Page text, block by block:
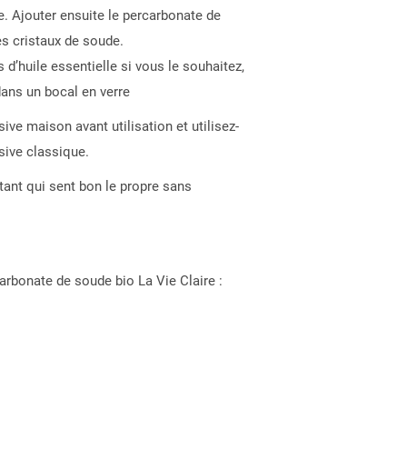
Ajouter ensuite le percarbonate de
cristaux de soude.
essentielle si vous le souhaitez,
un bocal en verre
maison avant utilisation et utilisez-
classique.
qui sent bon le propre sans
de soude bio La Vie Claire :